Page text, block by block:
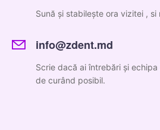
Sună și stabilește ora vizitei ,
info@zdent.md
Scrie dacă ai întrebări și
de curând posibil.